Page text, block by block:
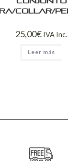
collar/
25,00€ IVA Inc.
Leer más